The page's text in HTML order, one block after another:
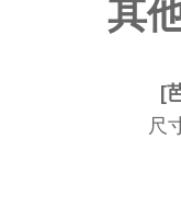
其
[
尺